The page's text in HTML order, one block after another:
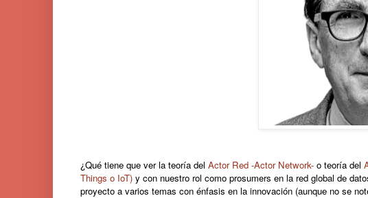
¿Qué tiene que ver la teoría del Actor Red -Actor Network- o teoría del
Things o IoT) y con nuestro rol como prosumers en la red global de
proyecto a varios temas con énfasis en la innovación (aunque no se